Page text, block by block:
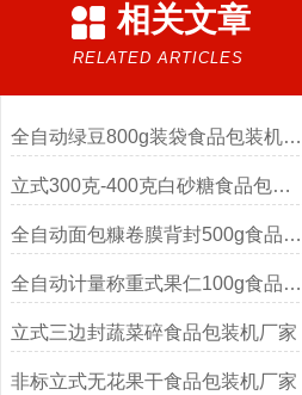
相关文章
RELATED ARTICLES
全自动绿豆800g装袋食品包装机厂家
立式300克-400克白砂糖食品包装机
全自动面包糠卷膜背封500g食品包装机厂家
全自动计量称重式果仁100g食品包装机
立式三边封蔬菜碎食品包装机厂家
非标立式无花果干食品包装机厂家